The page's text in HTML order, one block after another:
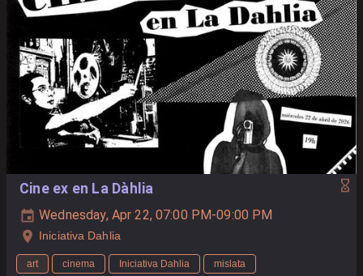
Cine ex en La Dàhlia
Wednesday, Apr 22, 07:00 PM-09:00 PM
Iniciativa Dahlia
art cinema Iniciativa Dahlia
mislata